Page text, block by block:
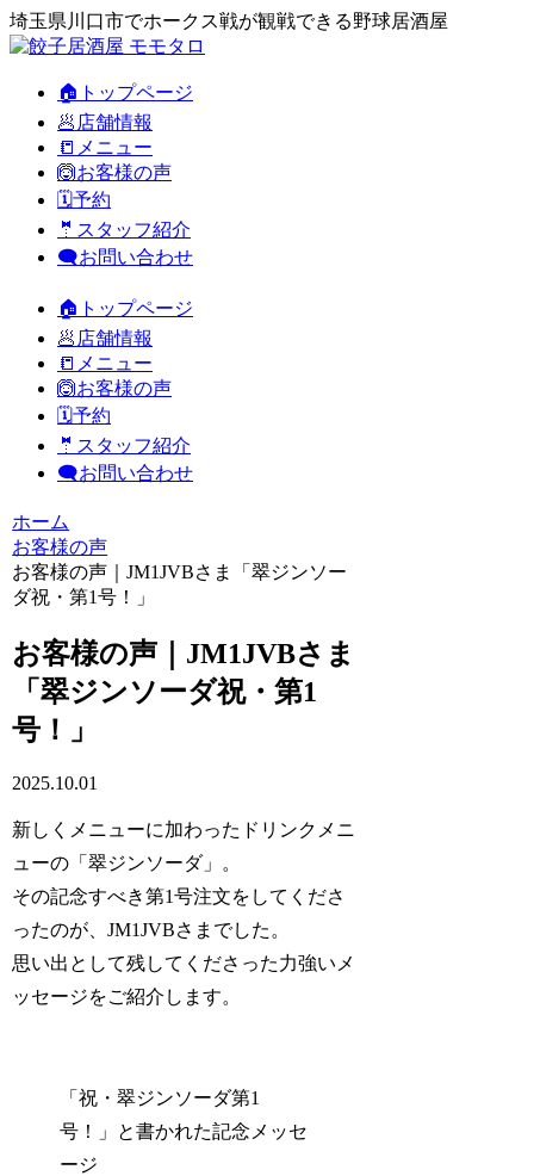
埼玉県川口市でホークス戦が観戦できる野球居酒屋
🏠トップページ
🥟店舗情報
📒メニュー
🙆お客様の声
🗓️予約
🤵スタッフ紹介
🗨️お問い合わせ
🏠トップページ
🥟店舗情報
📒メニュー
🙆お客様の声
🗓️予約
🤵スタッフ紹介
🗨️お問い合わせ
ホーム
お客様の声
お客様の声｜JM1JVBさま「翠ジンソー
ダ祝・第1号！」
お客様の声｜JM1JVBさま
「翠ジンソーダ祝・第1
号！」
2025.10.01
新しくメニューに加わったドリンクメニ
ューの「翠ジンソーダ」。
その記念すべき第1号注文をしてくださ
ったのが、JM1JVBさまでした。
思い出として残してくださった力強いメ
ッセージをご紹介します。
「祝・翠ジンソーダ第1
号！」と書かれた記念メッセ
ージ